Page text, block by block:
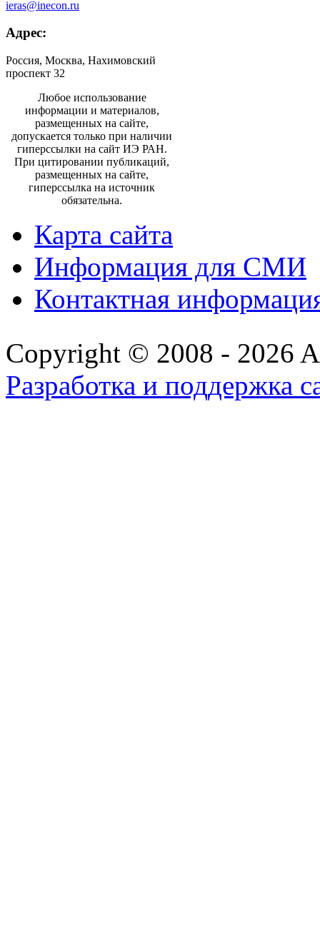
ieras@inecon.ru
Адрес:
Россия, Москва, Нахимовский
проспект 32
Любое использование
информации и материалов,
размещенных на сайте,
допускается только при наличии
гиперссылки на сайт ИЭ РАН.
При цитировании публикаций,
размещенных на сайте,
гиперссылка на источник
обязательна.
Карта сайта
Информация для СМИ
Контактная
Copyright © 2008 - 2026
Разработка и поддержка